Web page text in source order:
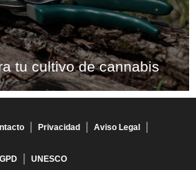
tu cultivo de cannabis
Privacidad Aviso Legal
UNESCO